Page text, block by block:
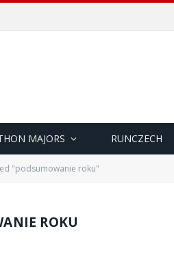
MAJORS RUNCZECH
"podsumowanie roku"
ROKU